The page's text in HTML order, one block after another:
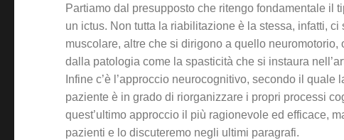
Partiamo dal presupposto che ritengo fondamentale il
un ictus. Non tutta la riabilitazione è la stessa, infatti,
muscolare, altre che si dirigono a quello
dalla patologia come la spasticità che si instaura
Infine c’è l’approccio neurocognitivo, secondo il
paziente è in grado di riorganizzare i propri processi
quest’ultimo approccio il più ragionevole ed efficace,
pazienti e lo discuteremo negli ultimi paragrafi.